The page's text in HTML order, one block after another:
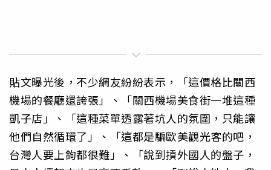
貼文曝光後，不少網友紛紛表示，「這價格比關西
機場的餐廳還誇張」、「關西機場美食街一堆這種
凱子店」、「這種菜單透露著坑人的氛圍，只能讓
他們自然循環了」、「這都是騙歐美觀光客的吧，
台灣人要上鉤都很難」、「說到摃外國人的盤子，